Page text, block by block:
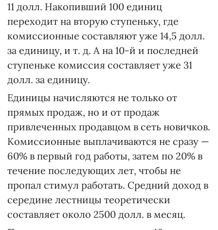
11 долл. Накопивший 100 единиц
переходит на вторую ступеньку, где
комиссионные составляют уже 14,5 долл.
за единицу, и т. д. А на 10-й и последней
ступеньке комиссия составляет уже 31
долл. за единицу.
Единицы начисляются не только от
прямых продаж, но и от продаж
привлеченных продавцом в сеть новичков.
Комиссионные выплачиваются не сразу —
60% в первый год работы, затем по 20% в
течение последующих лет, чтобы не
пропал стимул работать. Средний доход в
середине лестницы теоретически
составляет около 2500 долл. в месяц.